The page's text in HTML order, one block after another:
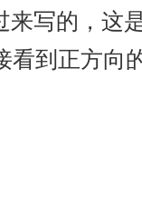
来写的，这
看到正方向